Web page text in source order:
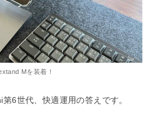
Mを装着！
6世代、快適運用の答えです。